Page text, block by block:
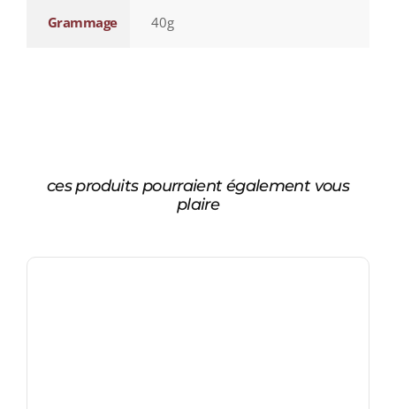
Grammage 40g
ces produits pourraient également vous
plaire